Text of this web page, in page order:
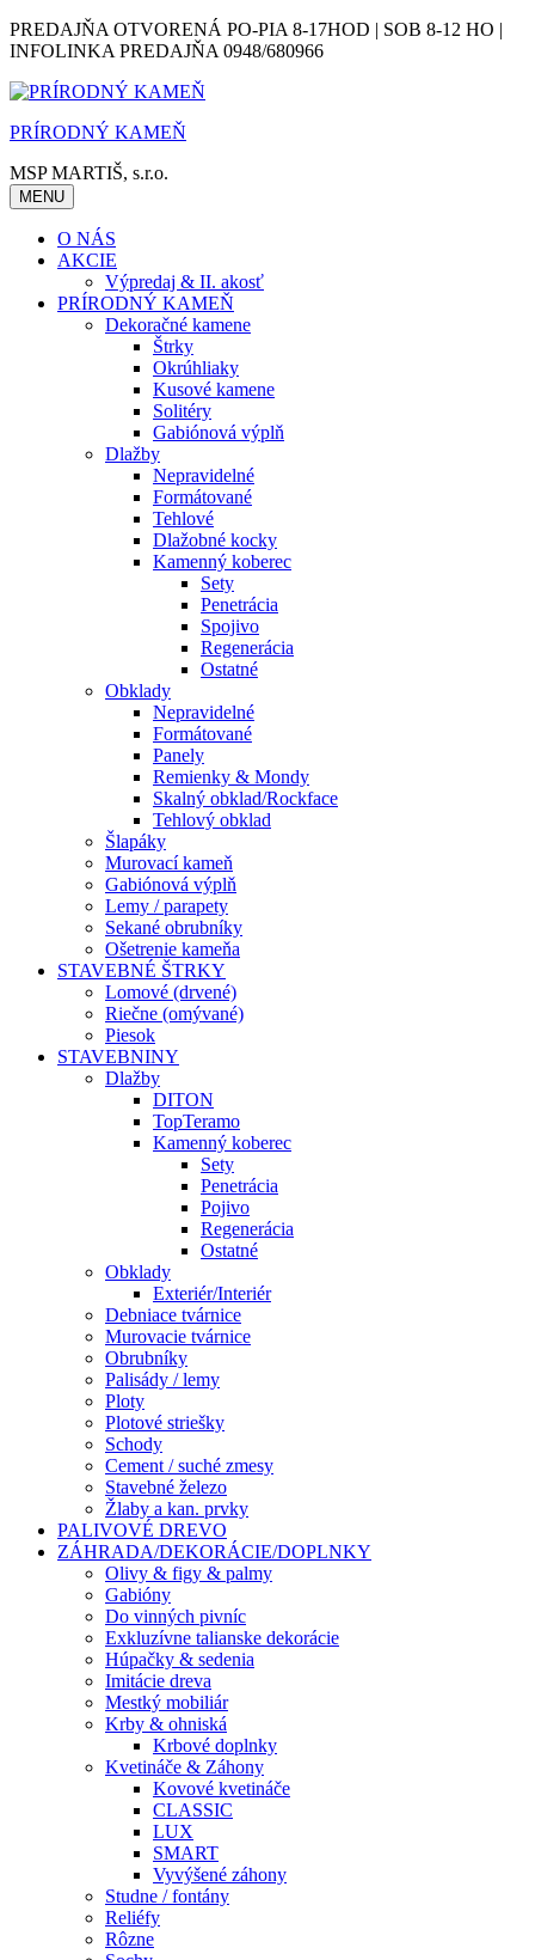
Skip
to
PREDAJŇA OTVORENÁ PO-PIA 8-17HOD | SOB 8-12 HO |
INFOLINKA PREDAJŇA 0948/680966
PRÍRODNÝ KAMEŇ
MSP MARTIŠ, s.r.o.
MENU
O NÁS
AKCIE
Výpredaj & II. akosť
PRÍRODNÝ KAMEŇ
Dekoračné kamene
Štrky
Okrúhliaky
Kusové kamene
Solitéry
Gabiónová výplň
Dlažby
Nepravidelné
Formátované
Tehlové
Dlažobné kocky
Kamenný koberec
Sety
Penetrácia
Spojivo
Regenerácia
Ostatné
Obklady
Nepravidelné
Formátované
Panely
Remienky & Mondy
Skalný obklad/Rockface
Tehlový obklad
Šlapáky
Murovací kameň
Gabiónová výplň
Lemy / parapety
Sekané obrubníky
Ošetrenie kameňa
STAVEBNÉ ŠTRKY
Lomové (drvené)
Riečne (omývané)
Piesok
STAVEBNINY
Dlažby
DITON
TopTeramo
Kamenný koberec
Sety
Penetrácia
Pojivo
Regenerácia
Ostatné
Obklady
Exteriér/Interiér
Debniace tvárnice
Murovacie tvárnice
Obrubníky
Palisády / lemy
Ploty
Plotové striešky
Schody
Cement / suché zmesy
Stavebné železo
Žlaby a kan. prvky
PALIVOVÉ DREVO
ZÁHRADA/DEKORÁCIE/DOPLNKY
Olivy & figy & palmy
Gabióny
Do vinných pivníc
Exkluzívne talianske dekorácie
Húpačky & sedenia
Imitácie dreva
Mestký mobiliár
Krby & ohniská
Krbové doplnky
Kvetináče & Záhony
Kovové kvetináče
CLASSIC
LUX
SMART
Vyvýšené záhony
Studne / fontány
Reliéfy
Rôzne